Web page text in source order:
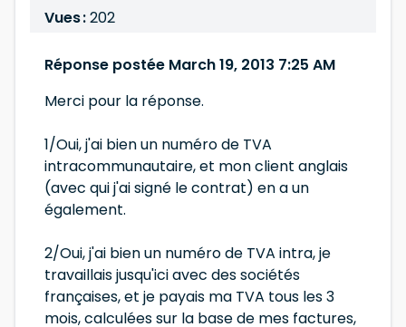
Vues :202
Réponse postée March 19, 2013 7:25 AM
Merci pour la réponse.
1/Oui, j'ai bien un numéro de TVA
intracommunautaire, et mon client anglais
(avec qui j'ai signé le contrat) en a un
également.
2/Oui, j'ai bien un numéro de TVA intra, je
travaillais jusqu'ici avec des sociétés
françaises, et je payais ma TVA tous les 3
mois, calculées sur la base de mes factures,